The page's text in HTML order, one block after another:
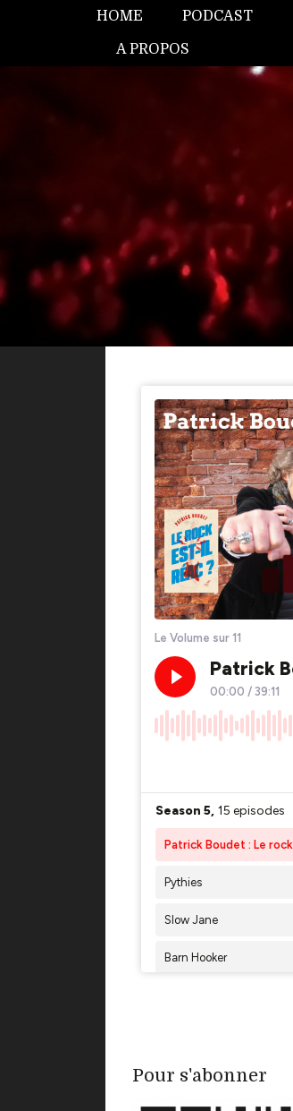
HOME PODCAST
A PROPOS
Pour s'abonner